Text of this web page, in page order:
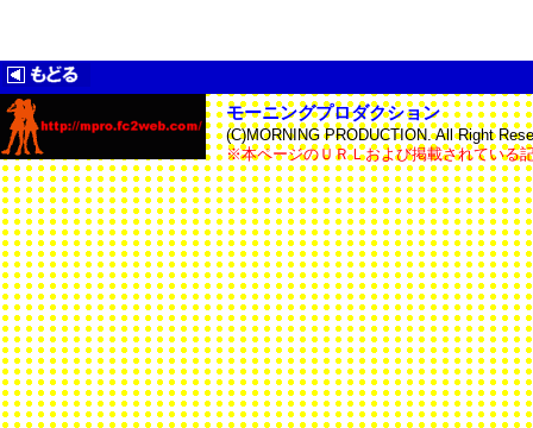
モーニングプロダクション
(C)MORNING PRODUCTION. All Right
※本ページのＵＲＬおよび掲載されている